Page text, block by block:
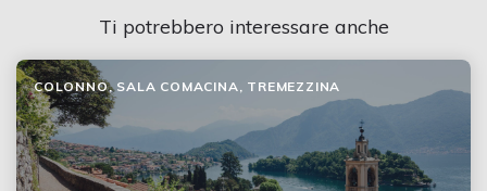
Ti potrebbero interessare anche
COLONNO, SALA COMACINA, TREMEZZINA